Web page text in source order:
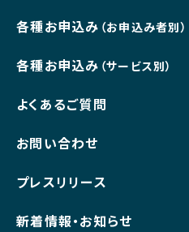
各種お申込み （お申込み者別）
各種お申込み （サービス別）
よくあるご質問
お問い合わせ
プレスリリース
新着情報・お知らせ